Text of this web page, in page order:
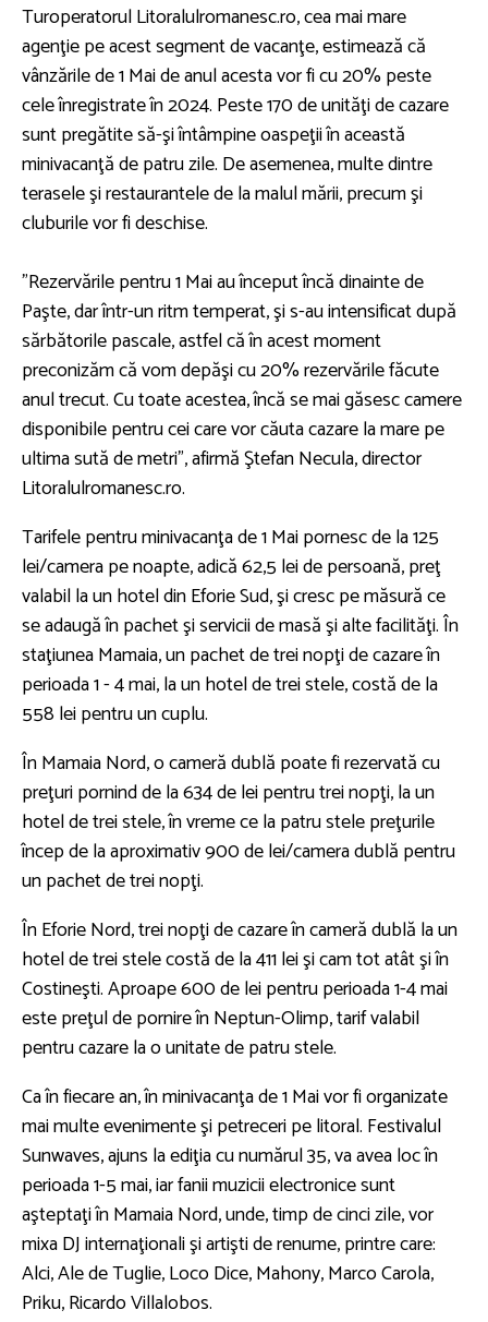
Turoperatorul Litoralulromanesc.ro, cea mai mare
agenţie pe acest segment de vacanţe, estimează că
vânzările de 1 Mai de anul acesta vor fi cu 20% peste
cele înregistrate în 2024. Peste 170 de unităţi de cazare
sunt pregătite să-şi întâmpine oaspeţii în această
minivacanţă de patru zile. De asemenea, multe dintre
terasele şi restaurantele de la malul mării, precum şi
cluburile vor fi deschise.
”Rezervările pentru 1 Mai au început încă dinainte de
Paşte, dar într-un ritm temperat, şi s-au intensificat după
sărbătorile pascale, astfel că în acest moment
preconizăm că vom depăşi cu 20% rezervările făcute
anul trecut. Cu toate acestea, încă se mai găsesc camere
disponibile pentru cei care vor căuta cazare la mare pe
ultima sută de metri”, afirmă Ştefan Necula, director
Litoralulromanesc.ro.
Tarifele pentru minivacanţa de 1 Mai pornesc de la 125
lei/camera pe noapte, adică 62,5 lei de persoană, preţ
valabil la un hotel din Eforie Sud, şi cresc pe măsură ce
se adaugă în pachet şi servicii de masă şi alte facilităţi. În
staţiunea Mamaia, un pachet de trei nopţi de cazare în
perioada 1 - 4 mai, la un hotel de trei stele, costă de la
558 lei pentru un cuplu.
În Mamaia Nord, o cameră dublă poate fi rezervată cu
preţuri pornind de la 634 de lei pentru trei nopţi, la un
hotel de trei stele, în vreme ce la patru stele preţurile
încep de la aproximativ 900 de lei/camera dublă pentru
un pachet de trei nopţi.
În Eforie Nord, trei nopţi de cazare în cameră dublă la un
hotel de trei stele costă de la 411 lei şi cam tot atât şi în
Costineşti. Aproape 600 de lei pentru perioada 1-4 mai
este preţul de pornire în Neptun-Olimp, tarif valabil
pentru cazare la o unitate de patru stele.
Ca în fiecare an, în minivacanţa de 1 Mai vor fi organizate
mai multe evenimente şi petreceri pe litoral. Festivalul
Sunwaves, ajuns la ediţia cu numărul 35, va avea loc în
perioada 1-5 mai, iar fanii muzicii electronice sunt
aşteptaţi în Mamaia Nord, unde, timp de cinci zile, vor
mixa DJ internaţionali şi artişti de renume, printre care:
Alci, Ale de Tuglie, Loco Dice, Mahony, Marco Carola,
Priku, Ricardo Villalobos.